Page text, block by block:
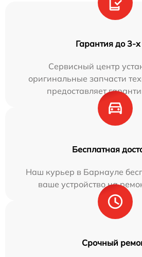
Гарантия до 3-х
Сервисный центр
оригинальные запчасти
предоставляет
Бесплатная
Наш курьер в Барнауле
ваше устройство на
Срочный